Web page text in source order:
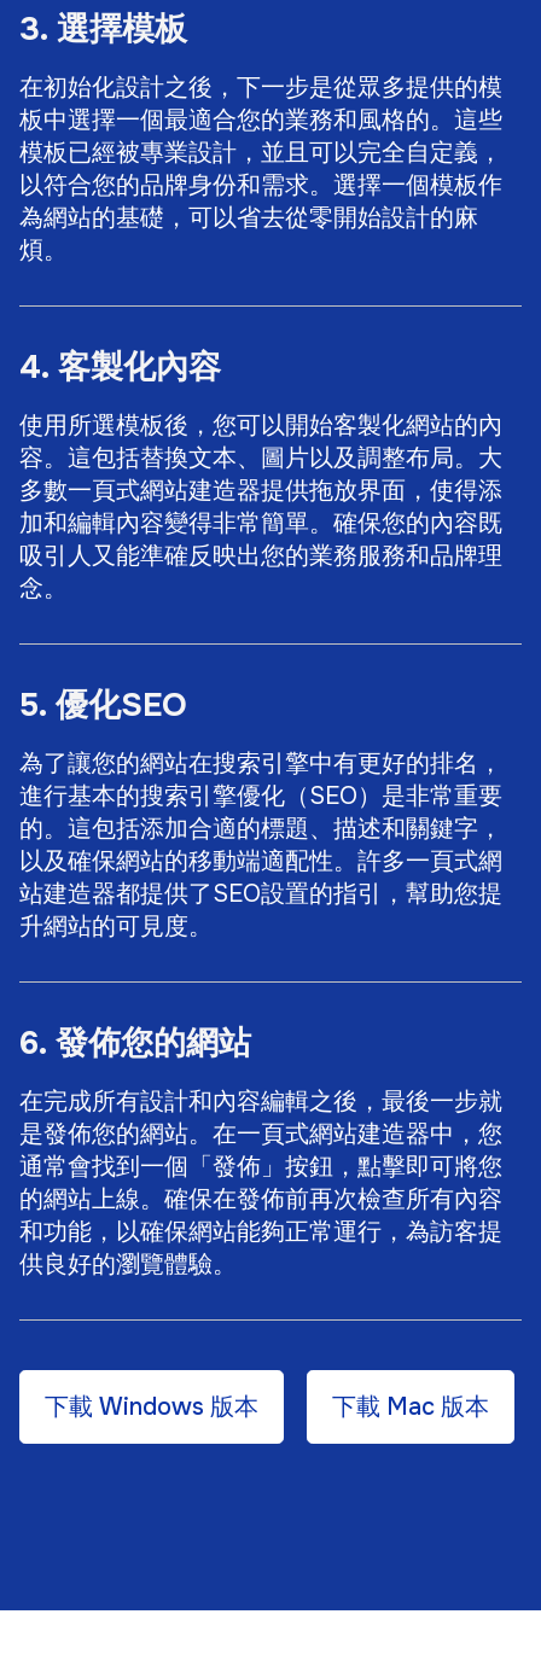
3. 選擇模板
在初始化設計之後，下一步是從眾多提供的模
板中選擇一個最適合您的業務和風格的。這些
模板已經被專業設計，並且可以完全自定義，
以符合您的品牌身份和需求。選擇一個模板作
為網站的基礎，可以省去從零開始設計的麻
煩。
4. 客製化內容
使用所選模板後，您可以開始客製化網站的內
容。這包括替換文本、圖片以及調整布局。大
多數一頁式網站建造器提供拖放界面，使得添
加和編輯內容變得非常簡單。確保您的內容既
吸引人又能準確反映出您的業務服務和品牌理
念。
5. 優化SEO
為了讓您的網站在搜索引擎中有更好的排名，
進行基本的搜索引擎優化（SEO）是非常重要
的。這包括添加合適的標題、描述和關鍵字，
以及確保網站的移動端適配性。許多一頁式網
站建造器都提供了SEO設置的指引，幫助您提
升網站的可見度。
6. 發佈您的網站
在完成所有設計和內容編輯之後，最後一步就
是發佈您的網站。在一頁式網站建造器中，您
通常會找到一個「發佈」按鈕，點擊即可將您
的網站上線。確保在發佈前再次檢查所有內容
和功能，以確保網站能夠正常運行，為訪客提
供良好的瀏覽體驗。
下載 Windows 版本 下載 Mac 版本